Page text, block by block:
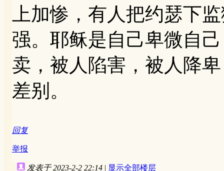
上加惨，有人把约瑟下
强。耶稣是自己卑微自
卖，被人陷害，被人降
差别。
回复
举报
发表于 2023-2-2 22:14 | 显示全部楼层